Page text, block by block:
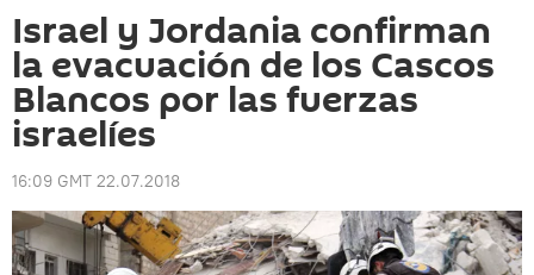
Israel y Jordania confirman
la evacuación de los Cascos
Blancos por las fuerzas
israelíes
16:09 GMT 22.07.2018